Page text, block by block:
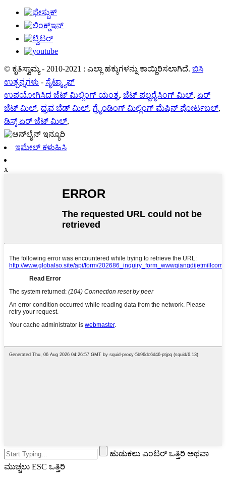
© ಕೃತಿಸ್ವಾಮ್ಯ - 2010-2021 : ಎಲ್ಲಾ ಹಕ್ಕುಗಳನ್ನು ಕಾಯ್ದಿರಿಸಲಾಗಿದೆ. ಬಿಸಿ
ಉತ್ಪನ್ನಗಳು - ಸೈಟ್ಮ್ಯಾಪ್
ಉಪಯೋಗಿಸಿದ ಜೆಟ್ ಮಿಲ್ಲಿಂಗ್ ಯಂತ್ರ, ಜೆಟ್ ಪಲ್ವರೈಸಿಂಗ್ ಮಿಲ್, ಏರ್
ಜೆಟ್ ಮಿಲ್, ದ್ರವ ಬೆಡ್ ಮಿಲ್, ಗ್ರೈಂಡಿಂಗ್ ಮಿಲ್ಲಿಂಗ್ ಮೆಷಿನ್ ಪೋರ್ಟಬಲ್,
ಡಿಸ್ಕ್ ಏರ್ ಜೆಟ್ ಮಿಲ್,
ಇಮೇಲ್ ಕಳುಹಿಸಿ
x
ಹುಡುಕಲು ಎಂಟರ್ ಒತ್ತಿರಿ ಅಥವಾ
ಮುಚ್ಚಲು ESC ಒತ್ತಿರಿ